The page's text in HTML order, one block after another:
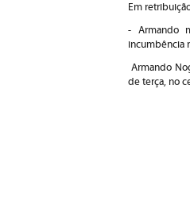
Em
- Armando
incumbência
Armando
de terça, no